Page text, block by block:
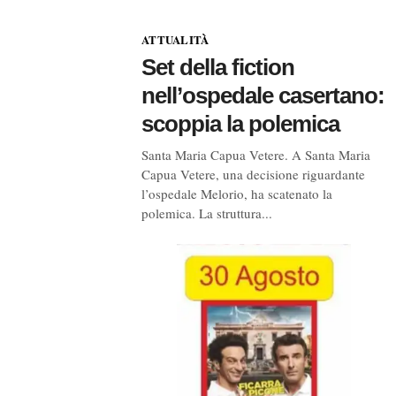
ATTUALITÀ
Set della fiction
nell’ospedale casertano:
scoppia la polemica
Santa Maria Capua Vetere. A Santa Maria
Capua Vetere, una decisione riguardante
l’ospedale Melorio, ha scatenato la
polemica. La struttura...